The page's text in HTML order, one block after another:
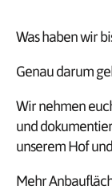
Was haben wir
Genau darum
Wir nehmen
und
unserem Hof
Mehr